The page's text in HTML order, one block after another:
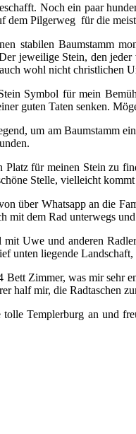
Noch ein paar
dem Pilgerweg für die
stabilen Baumstamm
jeweilige Stein, den
wohl nicht christlichen
Symbol für mein
guten Taten senken.
um am Baumstamm
für meinen Stein zu
Stelle, vielleicht
über Whatsapp an die
mit dem Rad unterwegs
Uwe und anderen
unten liegende
Zimmer, was mir
half mir, die Radtaschen
Templerburg an und